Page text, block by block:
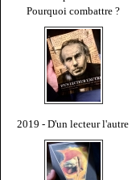
Pourquoi combattre ?
2019 - D'un lecteur l'autre